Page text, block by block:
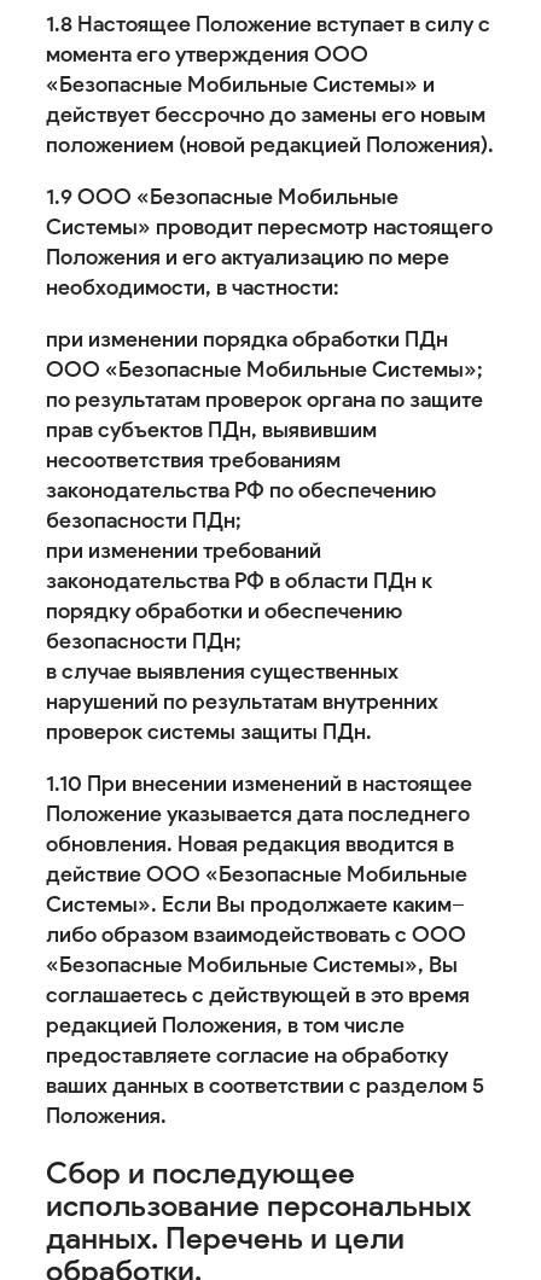
1.8 Настоящее Положение вступает в силу с
момента его утверждения ООО
«Безопасные Мобильные Системы» и
действует бессрочно до замены его новым
положением (новой редакцией Положения).
1.9 ООО «Безопасные Мобильные
Системы» проводит пересмотр настоящего
Положения и его актуализацию по мере
необходимости, в частности:
при изменении порядка обработки ПДн
ООО «Безопасные Мобильные Системы»;
по результатам проверок органа по защите
прав субъектов ПДн, выявившим
несоответствия требованиям
законодательства РФ по обеспечению
безопасности ПДн;
при изменении требований
законодательства РФ в области ПДн к
порядку обработки и обеспечению
безопасности ПДн;
в случае выявления существенных
нарушений по результатам внутренних
проверок системы защиты ПДн.
1.10 При внесении изменений в настоящее
Положение указывается дата последнего
обновления. Новая редакция вводится в
действие ООО «Безопасные Мобильные
Системы». Если Вы продолжаете каким–
либо образом взаимодействовать с ООО
«Безопасные Мобильные Системы», Вы
соглашаетесь с действующей в это время
редакцией Положения, в том числе
предоставляете согласие на обработку
ваших данных в соответствии с разделом 5
Положения.
Сбор и последующее
использование персональных
данных. Перечень и цели
обработки.